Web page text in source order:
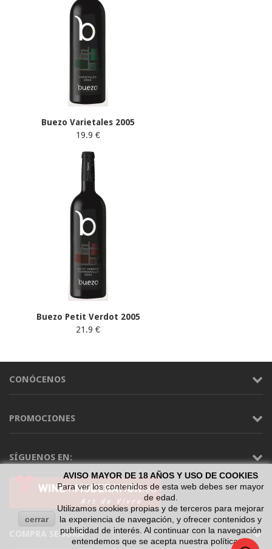
Buezo Varietales 2005
19.9 €
Buezo Petit Verdot 2005
21.9 €
CONÓCENOS
PROMOCIONES
SÍGUENOS EN:
COMPRA SEGURA
cerrar
AVISO MAYOR DE 18 AÑOS Y USO DE COOKIES
Para ver los contenidos de esta web debes ser mayor
de edad.
Utilizamos cookies propias y de terceros para mejorar
la experiencia de navegación, y ofrecer contenidos y
publicidad de interés. Al continuar con la navegación
entendemos que se acepta nuestra política de